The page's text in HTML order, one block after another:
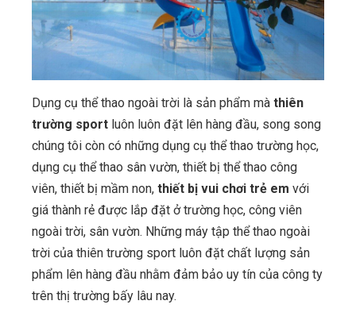
Dụng cụ thể thao ngoài trời là sản phẩm mà thiên
trường sport luôn luôn đặt lên hàng đầu, song song
chúng tôi còn có những dụng cụ thể thao trường học,
dụng cụ thể thao sân vườn, thiết bị thể thao công
viên, thiết bị mầm non, thiết bị vui chơi trẻ em với
giá thành rẻ được lắp đặt ở trường học, công viên
ngoài trời, sân vườn. Những máy tập thể thao ngoài
trời của thiên trường sport luôn đặt chất lượng sản
phẩm lên hàng đầu nhằm đảm bảo uy tín của công ty
trên thị trường bấy lâu nay.